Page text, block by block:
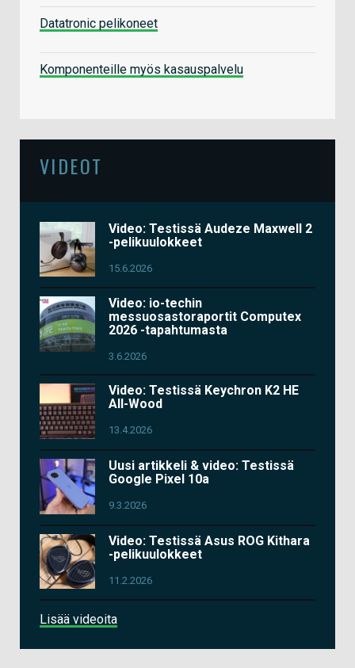
Datatronic pelikoneet
Komponenteille myös kasauspalvelu
VIDEOT
Video: Testissä Audeze Maxwell 2
-pelikuulokkeet
15.6.2026
Video: io-techin
messuosastoraportit Computex
2026 -tapahtumasta
3.6.2026
Video: Testissä Keychron K2 HE
All-Wood
13.4.2026
Uusi artikkeli & video: Testissä
Google Pixel 10a
9.3.2026
Video: Testissä Asus ROG Kithara
-pelikuulokkeet
11.2.2026
Lisää videoita